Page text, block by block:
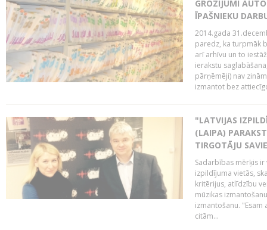
GROZĪJUMI
ĪPAŠNIEKU
2014.gada
paredz, ka turpmāk
arī arhīvu un to
ierakstu
pārņēmēji) nav
izmantot bez
"LATVIJAS
(LAIPA)
TIRGOTĀJU
Sadarbības mērķis
izpildījuma vietās,
kritērijus, atlīdzību
mūzikas
izmantošanu.
citām...